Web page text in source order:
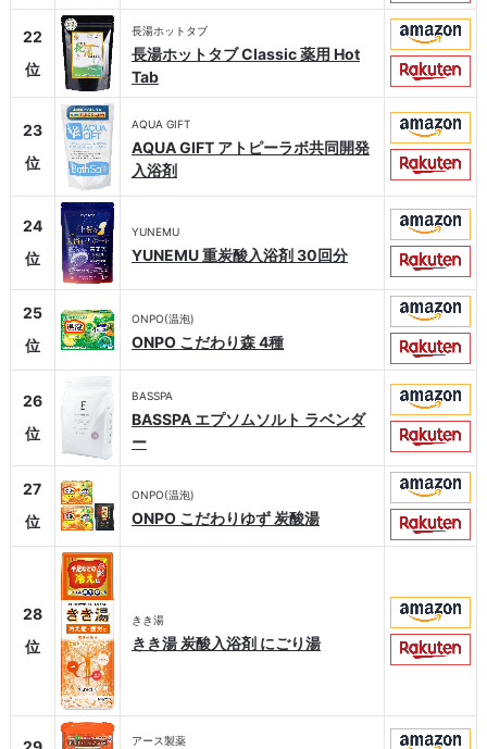
22
位
長湯ホットタブ
長湯ホットタブ Classic 薬用 Hot
Tab
23
位
AQUA GIFT
AQUA GIFT アトピーラボ共同開発
入浴剤
24
位
YUNEMU
YUNEMU 重炭酸入浴剤 30回分
25
位
ONPO(温泡)
ONPO こだわり森 4種
26
位
BASSPA
BASSPA エプソムソルト ラベンダ
ー
27
位
ONPO(温泡)
ONPO こだわりゆず 炭酸湯
28
位
きき湯
きき湯 炭酸入浴剤 にごり湯
アース製薬